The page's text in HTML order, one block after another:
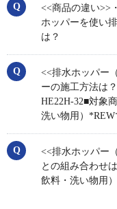
<<商品の違い>>
ホッパーを使い
は？
<<排水ホッパー
ーの施工方法は
HE22H-32■対象
洗い物用）
<<排水ホッパー
との組み合わせ
飲料・洗い物用）